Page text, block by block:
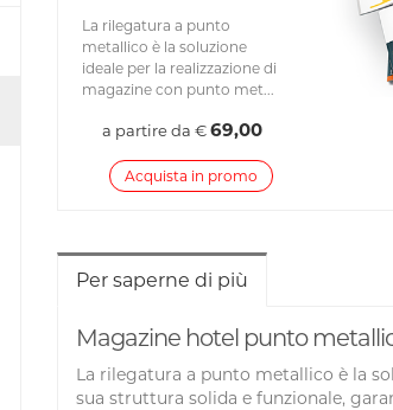
La rilegatura a punto
metallico è la soluzione
ideale per la realizzazione di
magazine con punto met...
a partire da €69,00
Acquista in promo
Per saperne di più
Magazine hotel punto
La rilegatura a punto metallico è la
sua struttura solida e funzionale,